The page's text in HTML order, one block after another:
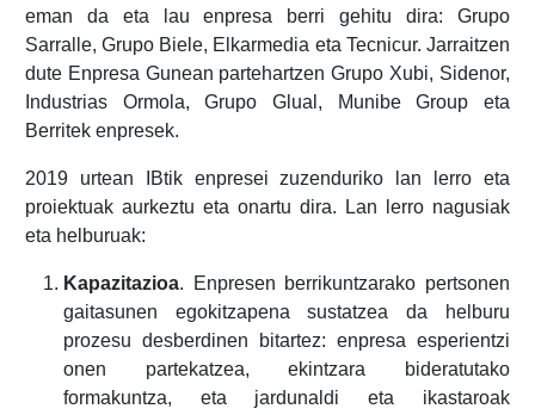
eman da eta lau enpresa berri gehitu dira: Grupo
Sarralle, Grupo Biele, Elkarmedia eta Tecnicur. Jarraitzen
dute Enpresa Gunean partehartzen Grupo Xubi, Sidenor,
Industrias Ormola, Grupo Glual, Munibe Group eta
Berritek enpresek.
2019 urtean IBtik enpresei zuzenduriko lan lerro eta
proiektuak aurkeztu eta onartu dira. Lan lerro nagusiak
eta helburuak:
Kapazitazioa. Enpresen berrikuntzarako pertsonen
gaitasunen egokitzapena sustatzea da helburu
prozesu desberdinen bitartez: enpresa esperientzi
onen partekatzea, ekintzara bideratutako
formakuntza, eta jardunaldi eta ikastaroak